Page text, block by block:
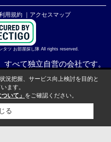
用規約 ｜アクセスマップ
ツ お部屋探し隊 All rights reserved.
べて独立自営の会社です。
況把握、サービス向上検討を目的と
ます。
いて」 をご確認ください。
る